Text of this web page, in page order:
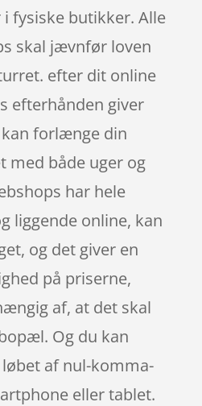
fysiske butikker. Alle
skal jævnfør loven
efter dit online
efterhånden giver
forlænge din
med både uger og
har hele
liggende online, kan
og det giver en
på priserne,
af, at det skal
Og du kan
af nul-komma-
eller tablet.